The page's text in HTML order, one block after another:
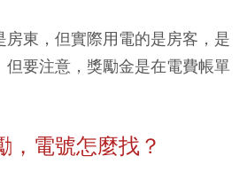
東，但實際用電的是房客，是
但要注意，獎勵金是在電費帳單
，電號怎麼找？